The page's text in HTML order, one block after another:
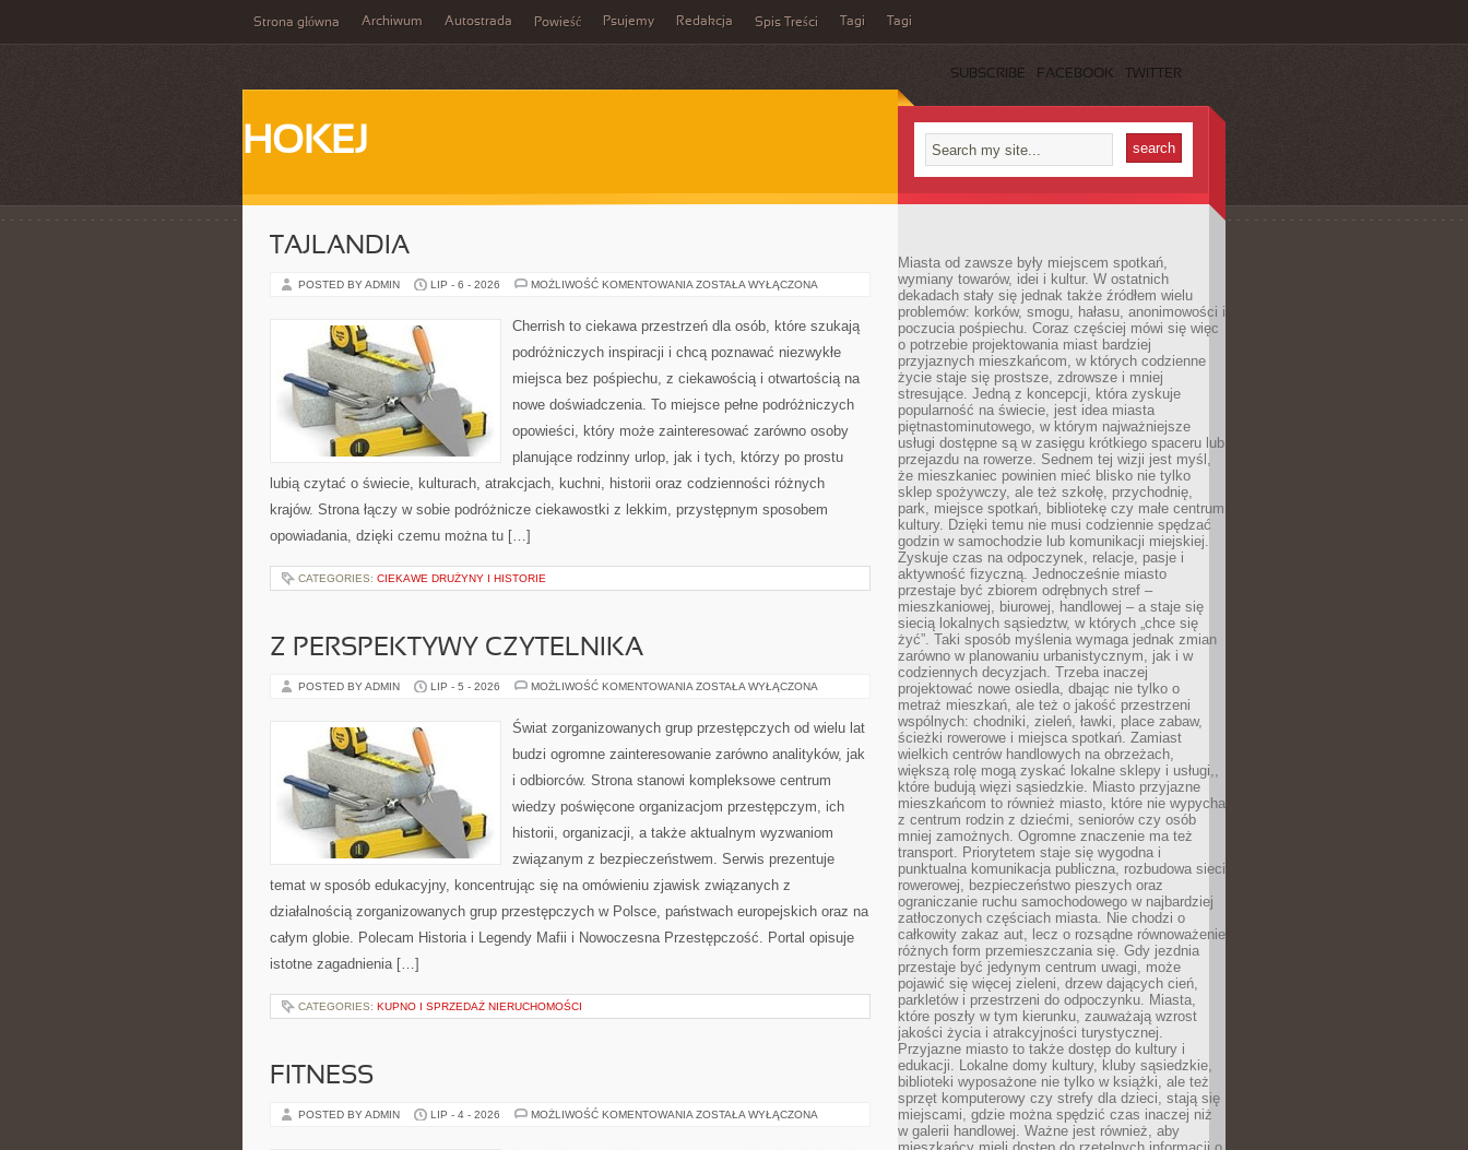
Strona główna Archiwum Autostrada Powieść Psujemy Redakcja Spis Treści Tagi Tagi
SUBSCRIBE FACEBOOK TWITTER
HOKEJ
TAJLANDIA
POSTED BY ADMIN LIP - 6 - 2026 MOŻLIWOŚĆ KOMENTOWANIA TAJLANDIA
ZOSTAŁA WYŁĄCZONA
Cherrish to ciekawa przestrzeń dla osób, które szukają
podróżniczych inspiracji i chcą poznawać niezwykłe
miejsca bez pośpiechu, z ciekawością i otwartością na
nowe doświadczenia. To miejsce pełne podróżniczych
opowieści, który może zainteresować zarówno osoby
planujące rodzinny urlop, jak i tych, którzy po prostu
lubią czytać o świecie, kulturach, atrakcjach, kuchni, historii oraz codzienności różnych
krajów. Strona łączy w sobie podróżnicze ciekawostki z lekkim, przystępnym sposobem
opowiadania, dzięki czemu można tu […]
CATEGORIES: CIEKAWE DRUŻYNY I HISTORIE
Z PERSPEKTYWY CZYTELNIKA
POSTED BY ADMIN LIP - 5 - 2026 MOŻLIWOŚĆ KOMENTOWANIA Z
ZOSTAŁA WYŁĄCZONA
Świat zorganizowanych grup przestępczych od wielu lat
budzi ogromne zainteresowanie zarówno analityków, jak
i odbiorców. Strona stanowi kompleksowe centrum
wiedzy poświęcone organizacjom przestępczym, ich
historii, organizacji, a także aktualnym wyzwaniom
związanym z bezpieczeństwem. Serwis prezentuje
temat w sposób edukacyjny, koncentrując się na omówieniu zjawisk związanych z
działalnością zorganizowanych grup przestępczych w Polsce, państwach europejskich oraz na
całym globie. Polecam Historia i Legendy Mafii i Nowoczesna Przestępczość. Portal opisuje
istotne zagadnienia […]
CATEGORIES: KUPNO I SPRZEDAŻ NIERUCHOMOŚCI
FITNESS
POSTED BY ADMIN LIP - 4 - 2026 MOŻLIWOŚĆ KOMENTOWANIA FITNESS
ZOSTAŁA WYŁĄCZONA
Miasta od zawsze były miejscem spotkań,
wymiany towarów, idei i kultur. W ostatnich
dekadach stały się jednak także źródłem wielu
problemów: korków, smogu, hałasu, anonimowości i
poczucia pośpiechu. Coraz częściej mówi się więc
o potrzebie projektowania miast bardziej
przyjaznych mieszkańcom, w których codzienne
życie staje się prostsze, zdrowsze i mniej
stresujące. Jedną z koncepcji, która zyskuje
popularność na świecie, jest idea miasta
piętnastominutowego, w którym najważniejsze
usługi dostępne są w zasięgu krótkiego spaceru lub
przejazdu na rowerze. Sednem tej wizji jest myśl,
że mieszkaniec powinien mieć blisko nie tylko
sklep spożywczy, ale też szkołę, przychodnię,
park, miejsce spotkań, bibliotekę czy małe centrum
kultury. Dzięki temu nie musi codziennie spędzać
godzin w samochodzie lub komunikacji miejskiej.
Zyskuje czas na odpoczynek, relacje, pasje i
aktywność fizyczną. Jednocześnie miasto
przestaje być zbiorem odrębnych stref –
mieszkaniowej, biurowej, handlowej – a staje się
siecią lokalnych sąsiedztw, w których „chce się
żyć”. Taki sposób myślenia wymaga jednak zmian
zarówno w planowaniu urbanistycznym, jak i w
codziennych decyzjach. Trzeba inaczej
projektować nowe osiedla, dbając nie tylko o
metraż mieszkań, ale też o jakość przestrzeni
wspólnych: chodniki, zieleń, ławki, place zabaw,
ścieżki rowerowe i miejsca spotkań. Zamiast
wielkich centrów handlowych na obrzeżach,
większą rolę mogą zyskać lokalne sklepy i usługi,,
które budują więzi sąsiedzkie. Miasto przyjazne
mieszkańcom to również miasto, które nie wypycha
z centrum rodzin z dziećmi, seniorów czy osób
mniej zamożnych. Ogromne znaczenie ma też
transport. Priorytetem staje się wygodna i
punktualna komunikacja publiczna, rozbudowa sieci
rowerowej, bezpieczeństwo pieszych oraz
ograniczanie ruchu samochodowego w najbardziej
zatłoczonych częściach miasta. Nie chodzi o
całkowity zakaz aut, lecz o rozsądne równoważenie
różnych form przemieszczania się. Gdy jezdnia
przestaje być jedynym centrum uwagi, może
pojawić się więcej zieleni, drzew dających cień,
parkletów i przestrzeni do odpoczynku. Miasta,
które poszły w tym kierunku, zauważają wzrost
jakości życia i atrakcyjności turystycznej.
Przyjazne miasto to także dostęp do kultury i
edukacji. Lokalne domy kultury, kluby sąsiedzkie,
biblioteki wyposażone nie tylko w książki, ale też
sprzęt komputerowy czy strefy dla dzieci, stają się
miejscami, gdzie można spędzić czas inaczej niż
w galerii handlowej. Ważne jest również, aby